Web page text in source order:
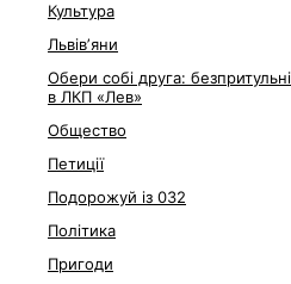
Культура
Львівʼяни
Обери собі друга:
в ЛКП «Лев»
Общество
Петиції
Подорожуй із 032
Політика
Пригоди